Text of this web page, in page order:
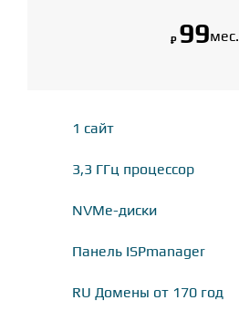
₽ 99мес.
1 сайт
3,3 ГГц процессор
NVMe-диски
Панель ISPmanager
RU Домены от 170 год